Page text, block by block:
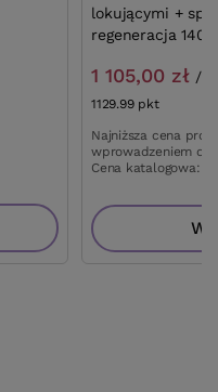
lokującymi +
regeneracja 140
1 105,00 zł /
1129.99 pktpunktów
Najniższa cena
wprowadzeniem
Cena katalogowa: